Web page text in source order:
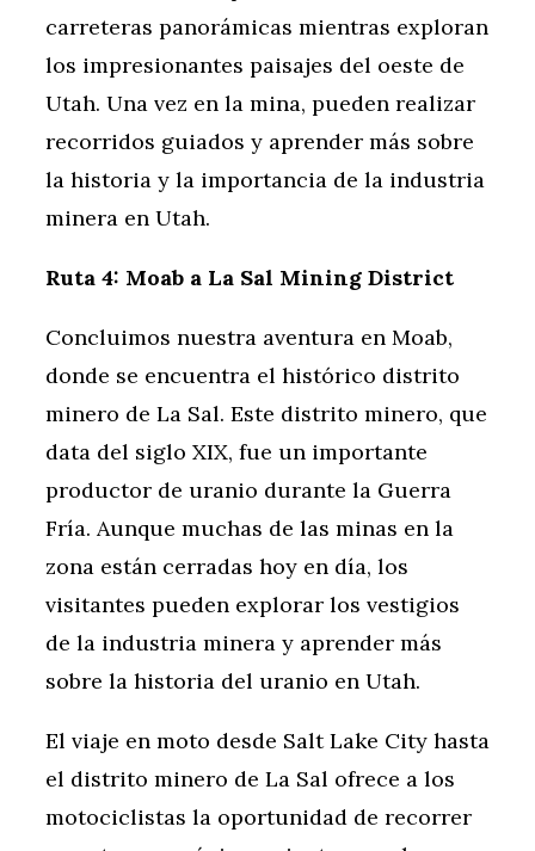
carreteras panorámicas mientras exploran
los impresionantes paisajes del oeste de
Utah. Una vez en la mina, pueden realizar
recorridos guiados y aprender más sobre
la historia y la importancia de la industria
minera en Utah.
Ruta 4: Moab a La Sal Mining District
Concluimos nuestra aventura en Moab,
donde se encuentra el histórico distrito
minero de La Sal. Este distrito minero, que
data del siglo XIX, fue un importante
productor de uranio durante la Guerra
Fría. Aunque muchas de las minas en la
zona están cerradas hoy en día, los
visitantes pueden explorar los vestigios
de la industria minera y aprender más
sobre la historia del uranio en Utah.
El viaje en moto desde Salt Lake City hasta
el distrito minero de La Sal ofrece a los
motociclistas la oportunidad de recorrer